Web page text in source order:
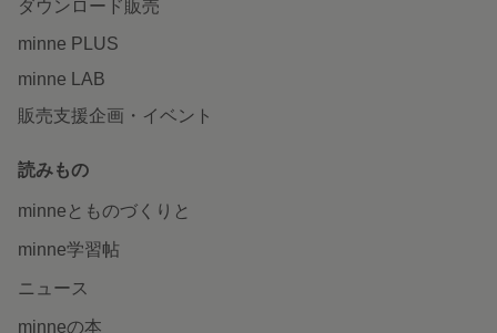
ダウンロード販売
minne PLUS
minne LAB
販売支援企画・イベント
読みもの
minneとものづくりと
minne学習帖
ニュース
minneの本